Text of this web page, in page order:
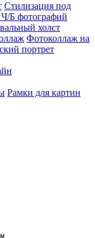
Стилизация под
Ч/Б фотографий
холст
Фотоколлаж на
портрет
Рамки для картин